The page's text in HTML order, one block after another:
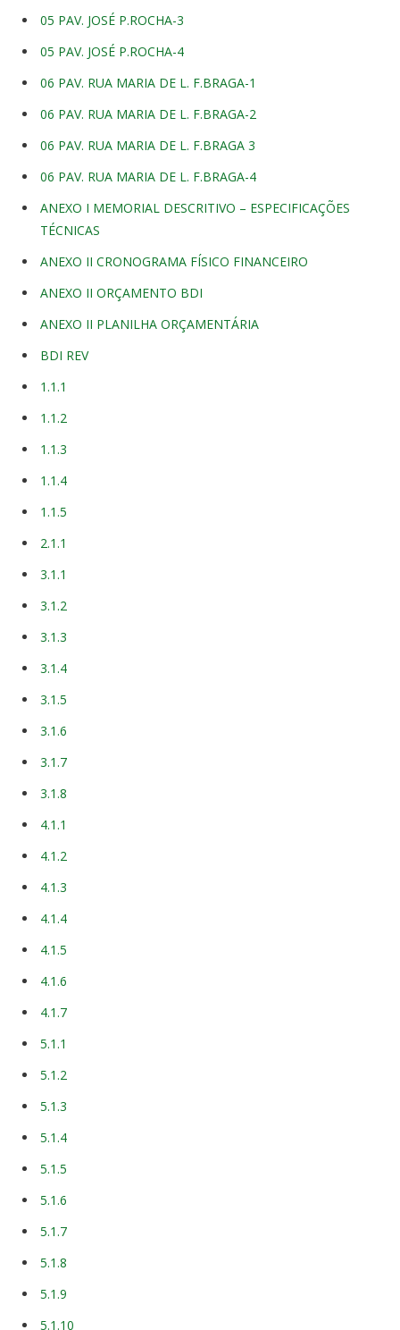
05 PAV. JOSÉ P.ROCHA-3
05 PAV. JOSÉ P.ROCHA-4
06 PAV. RUA MARIA DE L. F.BRAGA-1
06 PAV. RUA MARIA DE L. F.BRAGA-2
06 PAV. RUA MARIA DE L. F.BRAGA 3
06 PAV. RUA MARIA DE L. F.BRAGA-4
ANEXO I MEMORIAL DESCRITIVO – ESPECIFICAÇÕES
TÉCNICAS
ANEXO II CRONOGRAMA FÍSICO FINANCEIRO
ANEXO II ORÇAMENTO BDI
ANEXO II PLANILHA ORÇAMENTÁRIA
BDI REV
1.1.1
1.1.2
1.1.3
1.1.4
1.1.5
2.1.1
3.1.1
3.1.2
3.1.3
3.1.4
3.1.5
3.1.6
3.1.7
3.1.8
4.1.1
4.1.2
4.1.3
4.1.4
4.1.5
4.1.6
4.1.7
5.1.1
5.1.2
5.1.3
5.1.4
5.1.5
5.1.6
5.1.7
5.1.8
5.1.9
5.1.10